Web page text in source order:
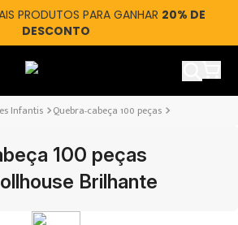
PRODUTOS PARA GANHAR 20% DE
DESCONTO
Ver
Infantis Quebra-cabeça 100 peças
100 peças
Brilhante